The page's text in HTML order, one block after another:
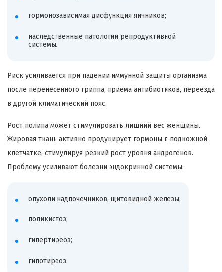
гормонозависимая дисфункция яичников;
наследственные патологии репродуктивной
системы.
Риск усиливается при падении иммунной защиты организма
после перенесенного гриппа, приема антибиотиков, переезда
в другой климатический пояс.
Рост полипа может стимулировать лишний вес женщины.
Жировая ткань активно продуцирует гормоны в подкожной
клетчатке, стимулируя резкий рост уровня андрогенов.
Проблему усиливают болезни эндокринной системы:
опухоли надпочечников, щитовидной железы;
поликистоз;
гипертиреоз;
гипотиреоз.